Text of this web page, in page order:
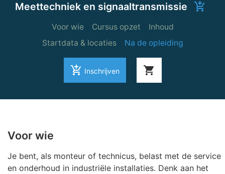
Meettechniek en signaaltransmissie add_shopping_cart
Voor wie Cursus opzet
Inhoud
Startdata & locaties
Na de opleiding
add_shopping_cart Inschrijven shopping_cart
Voor wie
Je bent, als monteur of technicus, belast met de service
en onderhoud in industriële installaties. Denk aan het